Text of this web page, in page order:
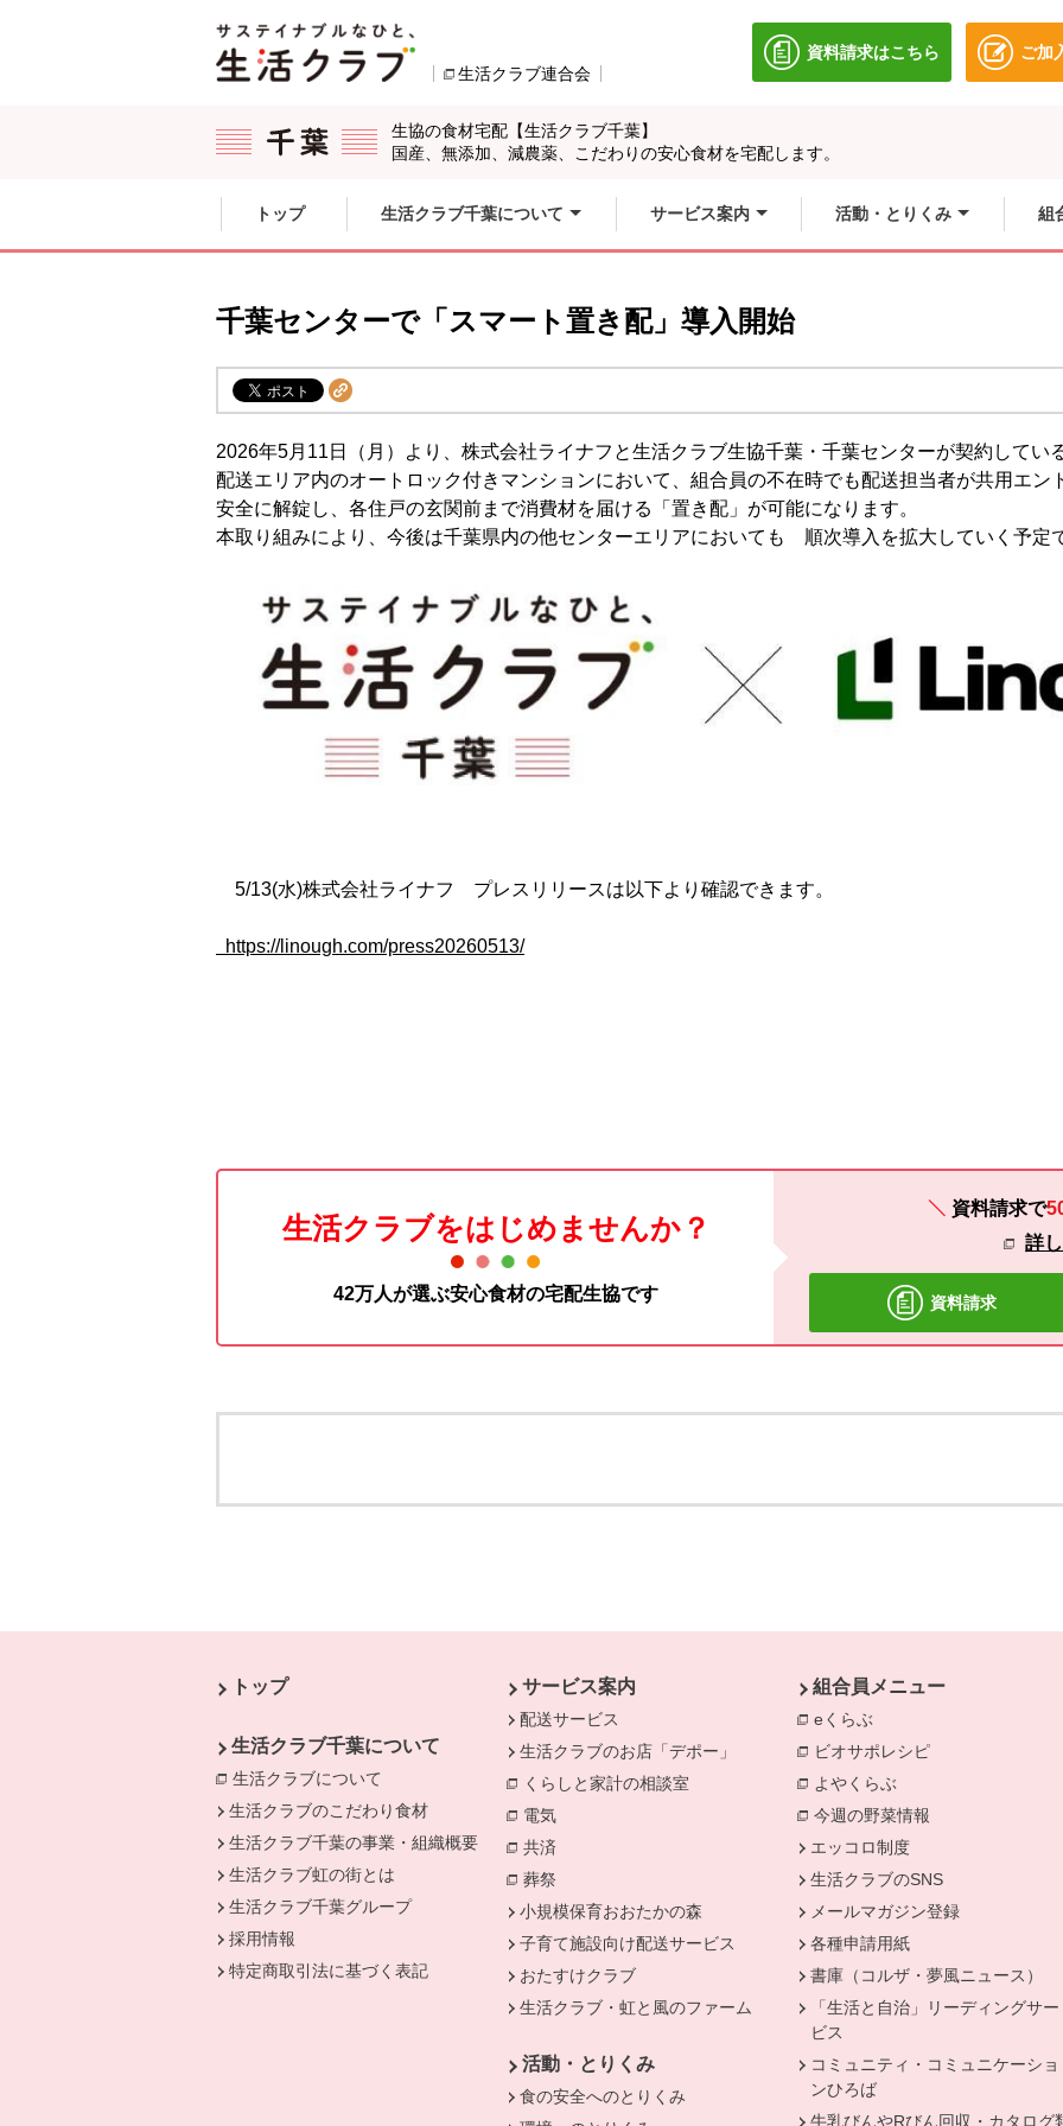
生活クラブ連合会 別のウィンドウで開きます。
資料請求はこちら
別のウィンドウで開きます
ご加
生協の食材宅配【生活クラブ千葉】
国産、無添加、減農薬、こだわりの安心食材を宅配します。
ここからサイト内共通メニューです。
サイト内共通メニューをスキップする
トップ 生活クラブ千葉について サービス案内 活動・とりくみ 組
千葉センターで「スマート置き配」導入開始
2026年5月11日（月）より、株式会社ライナフと生活クラブ生協千葉・千葉センターが契約してい
配送エリア内のオートロック付きマンションにおいて、組合員の不在時でも配送担当者が共用エン
安全に解錠し、各住戸の玄関前まで消費材を届ける「置き配」が可能になります。
本取り組みにより、今後は千葉県内の他センターエリアにおいても 順次導入を拡大していく予定
5/13(水)株式会社ライナフ プレスリリースは以下より確認できます。
https://linough.com/press20260513/
生活クラブをはじめませんか？
42万人が選ぶ安心食材の宅配生協です
資料請求で
詳
資料請求
トップ
生活クラブ千葉について
生活クラブについて
別のウィンドウで開きます。
生活クラブのこだわり食材
生活クラブ千葉の事業・組織概要
生活クラブ虹の街とは
生活クラブ千葉グループ
採用情報
特定商取引法に基づく表記
サービス案内
配送サービス
生活クラブのお店「デポー」
くらしと家計の相談室 別のウィンドウで開きます。
電気
共済
葬祭
小規模保育おおたかの森
子育て施設向け配送サービス
おたすけクラブ
生活クラブ・虹と風のファーム
活動・とりくみ
食の安全へのとりくみ
組合員メニュー
eくらぶ
ビオサポレシピ
よやくらぶ
今週の野菜情報
エッコロ制度
生活クラブのSNS
メールマガジン登録
各種申請用紙
書庫（コルザ・夢風ニュース）
「生活と自治」リーディングサー
ビス
コミュニティ・コミュニケーショ
ンひろば
牛乳びんやRびん回収・カタログ